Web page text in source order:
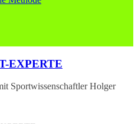
EXPERTE
Sportwissenschaftler Holger